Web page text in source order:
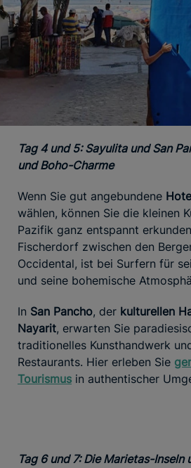
Tag 4 und 5: Sayulita und San
und Boho-Charme
Wenn Sie gut angebundene
wählen, können Sie die kleinen
Pazifik ganz entspannt
Fischerdorf zwischen den
Occidental, ist bei Surfern für
und seine bohemische
In San Pancho, der kulturellen
Nayarit, erwarten Sie
traditionelles Kunsthandwerk
Restaurants. Hier erleben Sie
Tourismus in authentischer
Tag 6 und 7: Die Marietas-Inseln